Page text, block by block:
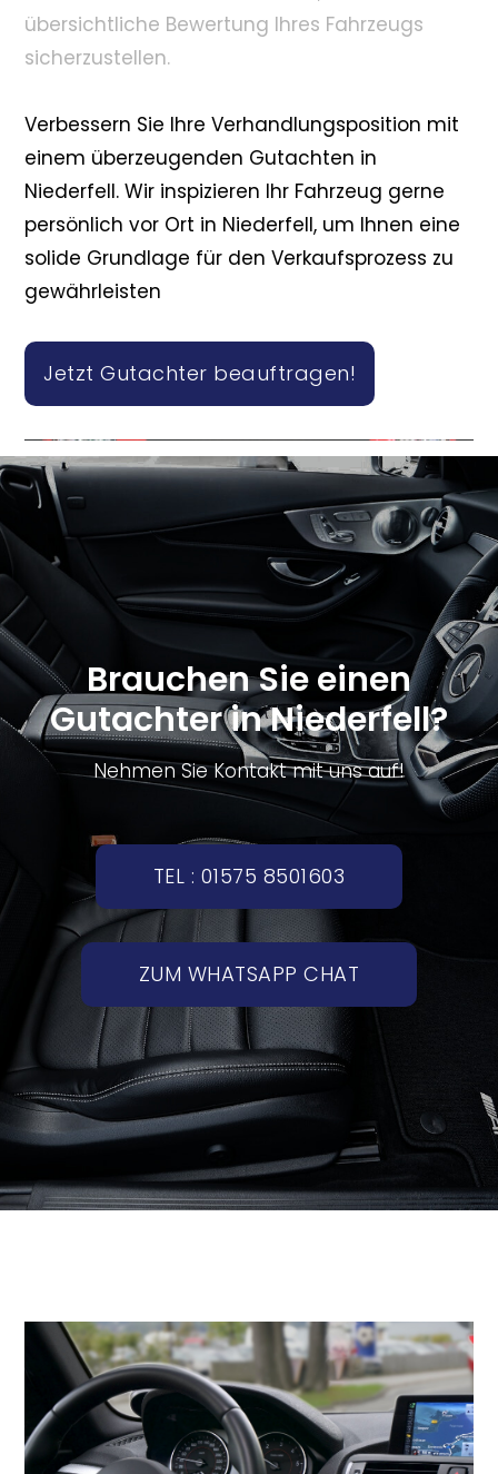
übersichtliche Bewertung Ihres Fahrzeugs
sicherzustellen.
Verbessern Sie Ihre Verhandlungsposition mit
einem überzeugenden Gutachten in
Niederfell. Wir inspizieren Ihr Fahrzeug gerne
persönlich vor Ort in Niederfell, um Ihnen eine
solide Grundlage für den Verkaufsprozess zu
gewährleisten
Jetzt Gutachter beauftragen!
Brauchen Sie einen
Gutachter in Niederfell?
Nehmen Sie Kontakt mit uns auf!
TEL : 01575 8501603
ZUM WHATSAPP CHAT